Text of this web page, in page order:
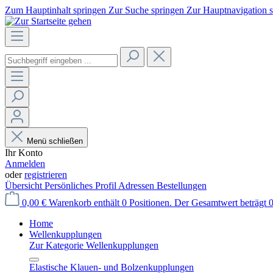
Zum Hauptinhalt springen Zur Suche springen Zur Hauptnavigation
Menü schließen
Ihr Konto
Anmelden
oderregistrieren
Übersicht Persönliches Profil Adressen Bestellungen
0,00 € Warenkorb enthält 0 Positionen. Der Gesamtwert beträgt
Home
Wellenkupplungen
Zur Kategorie Wellenkupplungen
Elastische Klauen- und Bolzenkupplungen